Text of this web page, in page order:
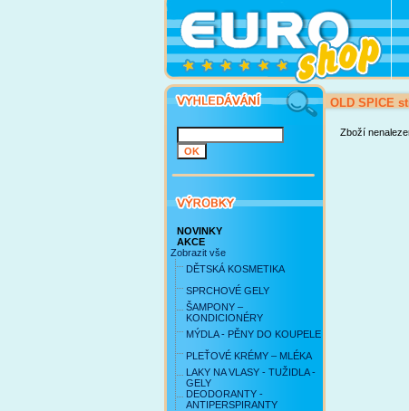
NOVINKY
AKCE
Zobrazit vše
DĚTSKÁ KOSMETIKA
SPRCHOVÉ GELY
ŠAMPONY –
KONDICIONÉRY
MÝDLA - PĚNY DO KOUPELE
PLEŤOVÉ KRÉMY – MLÉKA
LAKY NA VLASY - TUŽIDLA -
GELY
DEODORANTY -
ANTIPERSPIRANTY
OLD SPICE
Zboží